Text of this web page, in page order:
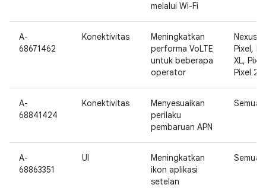
melalui Wi-Fi
A-
68671462
Konektivitas
Meningkatkan
performa VoLTE
untuk beberapa
operator
Nexus
Pixel,
XL,
Pixel 2
A-
68841424
Konektivitas
Menyesuaikan
perilaku
pembaruan APN
Semua
A-
68863351
UI
Meningkatkan
ikon aplikasi
setelan
Semua